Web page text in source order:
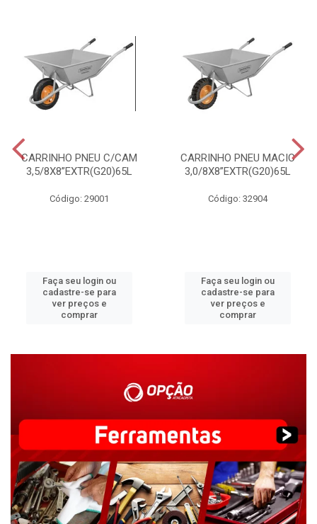
CARRINHO PNEU C/CAM
3,5/8X8”EXTR(G20)65L
Código: 29001
Faça seu login ou
cadastre-se para
ver preços e
comprar
CARRINHO PNEU MACIC
3,0/8X8”EXTR(G20)65L
Código: 32904
Faça seu login ou
cadastre-se para
ver preços e
comprar